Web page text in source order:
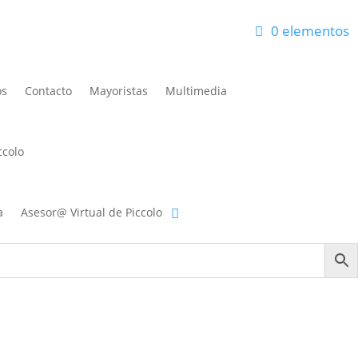
0 elementos
Contacto Mayoristas Multimedia
Asesor@ Virtual de Piccolo